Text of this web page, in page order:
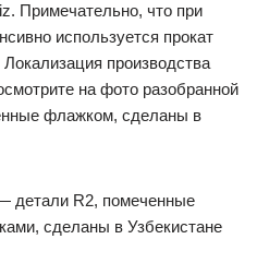
Примечательно, что при
используется прокат
производства
на фото разобранной
флажком, сделаны в
детали R2, помеченные
сделаны в Узбекистане